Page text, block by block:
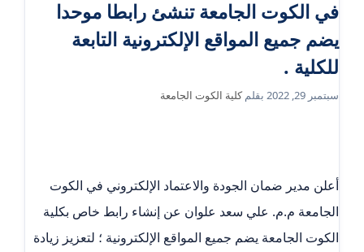
في الكوت الجامعة تنشئ رابطا موحدا
يضم جميع المواقع الإلكترونية التابعة
للكلية .
سبتمبر 29, 2022 بقلمكلية الكوت الجامعة
أعلن مدير ضمان الجودة والاعتماد الإلكتروني في الكوت
الجامعة م.م. علي سعد علوان عن إنشاء رابط خاص بكلية
الكوت الجامعة يضم جميع المواقع الإلكترونية ؛ لتعزيز زيادة